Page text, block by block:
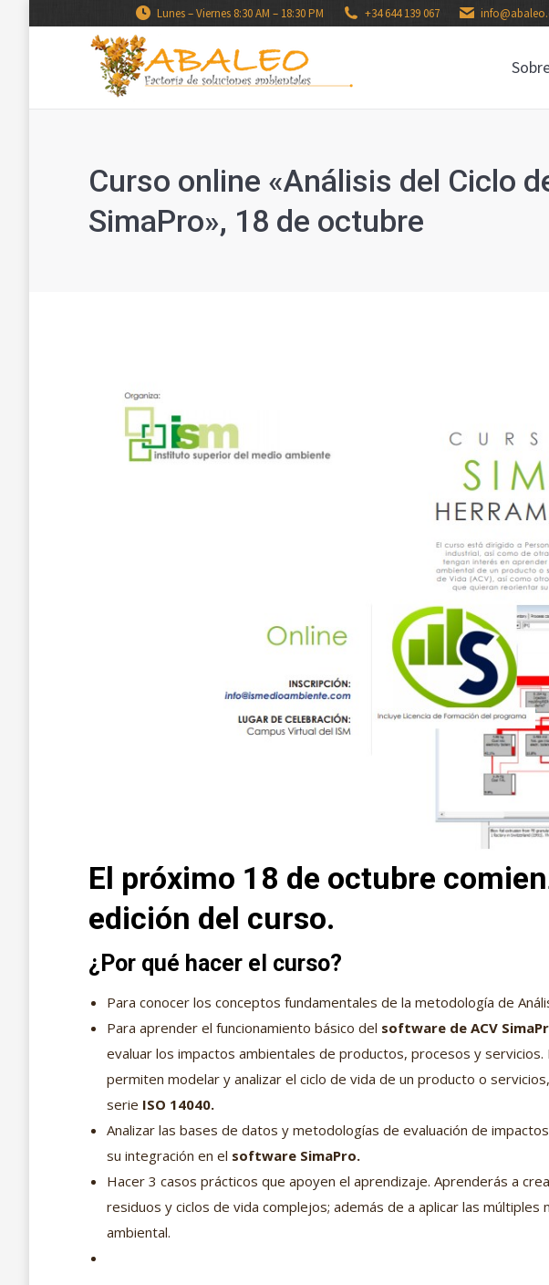
Lunes – Viernes 8:30 AM – 18:30 PM +34 644 139 067
Curso online «Análisis del Ciclo
SimaPro», 18 de octubre
El próximo 18 de octubre
edición del curso.
¿Por qué hacer el curso?
Para conocer los conceptos fundamentales de la metodología de
Para aprender el funcionamiento básico del software de ACV
evaluar los impactos ambientales de productos, procesos y
permiten modelar y analizar el ciclo de vida de un producto o
serie ISO 14040.
Analizar las bases de datos y metodologías de evaluación de
su integración en el software SimaPro.
Hacer 3 casos prácticos que apoyen el aprendizaje. Aprenderás a
residuos y ciclos de vida complejos; además de a aplicar las
ambiental.